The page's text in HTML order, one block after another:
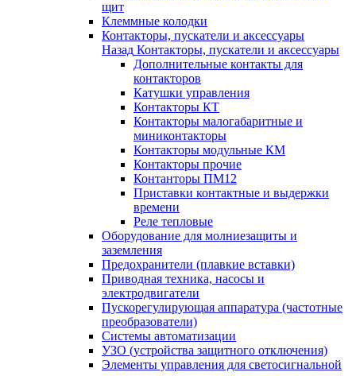
щит
Клеммные колодки
Контакторы, пускатели и аксессуары
Назад Контакторы, пускатели и аксессуары
Дополнительные контакты для
контакторов
Катушки управления
Контакторы КТ
Контакторы малогабаритные и
миниконтакторы
Контакторы модульные КМ
Контакторы прочие
Контанторы ПМ12
Приставки контактные и выдержки
времени
Реле тепловые
Оборудование для молниезащиты и
заземления
Предохранители (плавкие вставки)
Приводная техника, насосы и
электродвигатели
Пускорегулирующая аппаратура (частотные
преобразователи)
Системы автоматизации
УЗО (устройства защитного отключения)
Элементы управления для светосигнальной